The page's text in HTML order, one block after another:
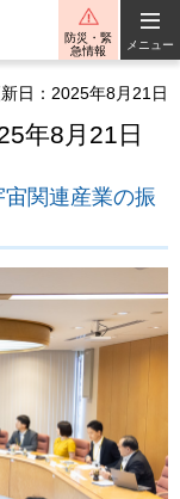
防災・緊
急情報
メニュー
日：2025年8月21日
年8月21日
関連産業の振